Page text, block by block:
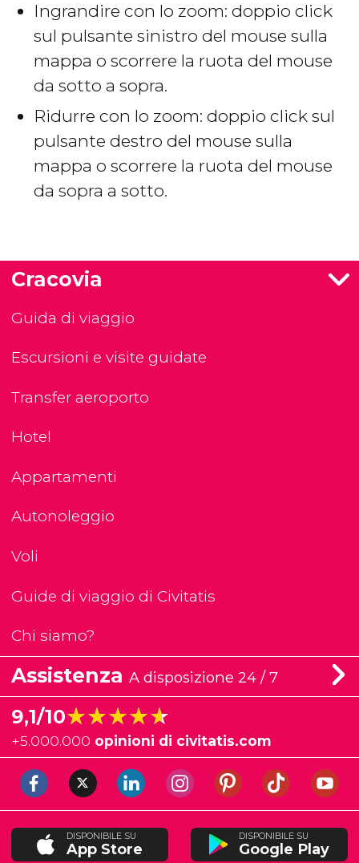
Ingrandire con lo zoom: doppio click
sul pulsante sinistro del mouse sulla
mappa o scorrere la ruota del mouse
da sotto a sopra.
Ridurre con lo zoom: doppio click sul
pulsante destro del mouse sulla
mappa o scorrere la ruota del mouse
da sopra a sotto.
Cracovia
Guida di viaggio
Escursioni e visite guidate
Transfer aeroporto
Hotel
Appartamenti
Autonoleggio
Voli
Guide di viaggio di Civitatis
Chi siamo?
Assistenza A disposizione 24 / 7
9,1/10★★★★★
★★★★★
+5.000.000 opinioni di civitatis.com
DISPONIBILE SU
App Store
DISPONIBILE SU
Google Play